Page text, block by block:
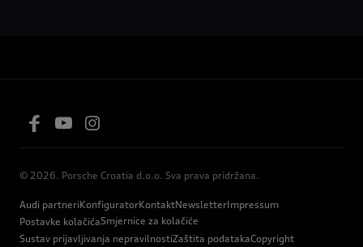
© 2026. Porsche Croatia d.o.o. Sva prava pridržana.
Audi partneriKonfiguratorKontaktNewsletterImpressum
Postavke kolačićaSmjernice za kolačiće
Sustav prijavljivanja nepravilnostiZaštita podatakaCopyright